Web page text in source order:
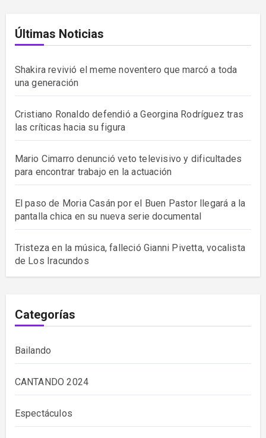
Últimas Noticias
Shakira revivió el meme noventero que marcó a toda
una generación
Cristiano Ronaldo defendió a Georgina Rodríguez tras
las críticas hacia su figura
Mario Cimarro denunció veto televisivo y dificultades
para encontrar trabajo en la actuación
El paso de Moria Casán por el Buen Pastor llegará a la
pantalla chica en su nueva serie documental
Tristeza en la música, falleció Gianni Pivetta, vocalista
de Los Iracundos
Categorías
Bailando
CANTANDO 2024
Espectáculos